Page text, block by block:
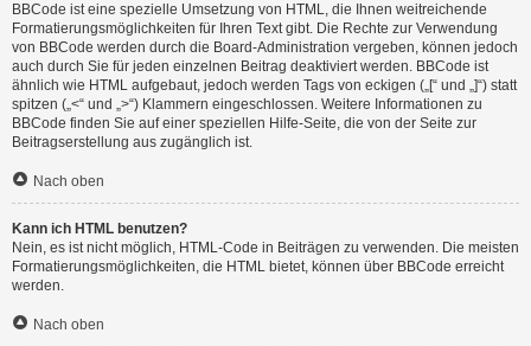
BBCode ist eine spezielle Umsetzung von HTML, die Ihnen weitreichende
Formatierungsmöglichkeiten für Ihren Text gibt. Die Rechte zur Verwendung
von BBCode werden durch die Board-Administration vergeben, können jedoch
auch durch Sie für jeden einzelnen Beitrag deaktiviert werden. BBCode ist
ähnlich wie HTML aufgebaut, jedoch werden Tags von eckigen („[“ und „]“) statt
spitzen („<“ und „>“) Klammern eingeschlossen. Weitere Informationen zu
BBCode finden Sie auf einer speziellen Hilfe-Seite, die von der Seite zur
Beitragserstellung aus zugänglich ist.
Nach oben
Kann ich HTML benutzen?
Nein, es ist nicht möglich, HTML-Code in Beiträgen zu verwenden. Die meisten
Formatierungsmöglichkeiten, die HTML bietet, können über BBCode erreicht
werden.
Nach oben